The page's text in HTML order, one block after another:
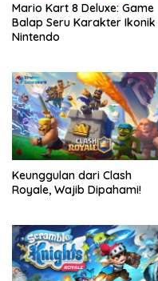
Mario Kart 8 Deluxe: Game
Balap Seru Karakter Ikonik
Nintendo
Keunggulan dari Clash
Royale, Wajib Dipahami!